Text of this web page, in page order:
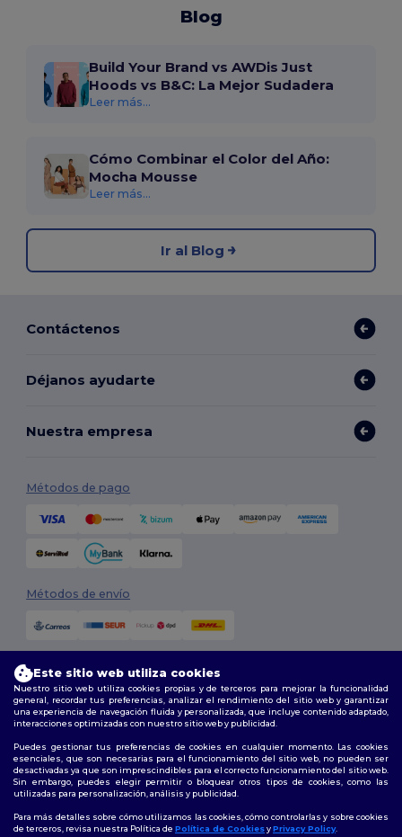
Blog
Build Your Brand vs AWDis Just
Hoods vs B&C: La Mejor Sudadera
Leer más...
Cómo Combinar el Color del Año:
Mocha Mousse
Leer más...
Ir al Blog
Contáctenos
Déjanos ayudarte
Nuestra empresa
Métodos de pago
Métodos de envío
2026. Todos los derechos reservados
Términos y Condiciones| Política de personalización|Política de
Privacidad|Política de Cookies |Mapa del sitio
Síguenos
Este sitio web utiliza cookies
Nuestro sitio web utiliza cookies propias y de terceros para mejorar la funcionalidad
general, recordar tus preferencias, analizar el rendimiento del sitio web y garantizar
una experiencia de navegación fluida y personalizada, que incluye contenido adaptado,
interacciones optimizadas con nuestro sitio web y publicidad.
Puedes gestionar tus preferencias de cookies en cualquier momento. Las cookies
esenciales, que son necesarias para el funcionamiento del sitio web, no pueden ser
desactivadas ya que son imprescindibles para el correcto funcionamiento del sitio web.
Sin embargo, puedes elegir permitir o bloquear otros tipos de cookies, como las
utilizadas para personalización, análisis y publicidad.
Para más detalles sobre cómo utilizamos las cookies, cómo controlarlas y sobre cookies
de terceros, revisa nuestra Política de Política de CookiesyPrivacy Policy.